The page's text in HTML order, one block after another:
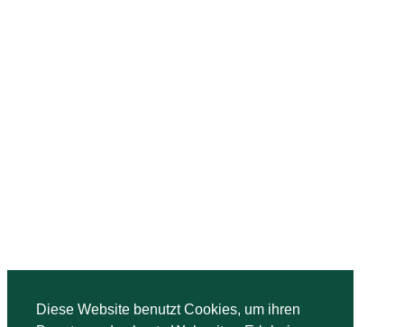
Diese Website benutzt Cookies, um ihren